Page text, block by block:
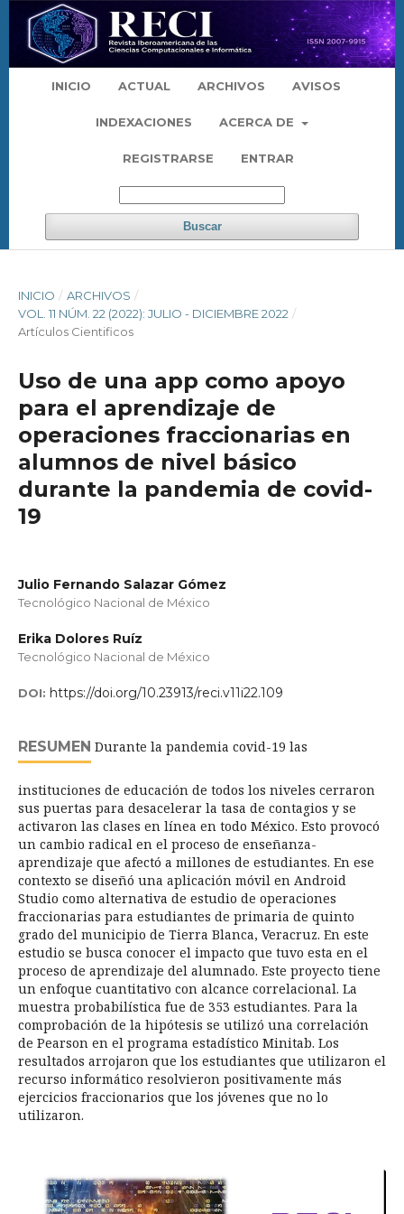
INICIO ACTUAL ARCHIVOS AVISOS
INDEXACIONES ACERCA DE
REGISTRARSE ENTRAR
Buscar
INICIO / ARCHIVOS /
VOL. 11 NÚM. 22 (2022): JULIO - DICIEMBRE 2022 /
Artículos Cientificos
Uso de una app como apoyo
para el aprendizaje de
operaciones fraccionarias en
alumnos de nivel básico
durante la pandemia de covid-
19
Julio Fernando Salazar Gómez
Tecnológico Nacional de México
Erika Dolores Ruíz
Tecnológico Nacional de México
DOI: https://doi.org/10.23913/reci.v11i22.109
RESUMEN Durante la pandemia covid-19 las
instituciones de educación de todos los niveles cerraron
sus puertas para desacelerar la tasa de contagios y se
activaron las clases en línea en todo México. Esto provocó
un cambio radical en el proceso de enseñanza-
aprendizaje que afectó a millones de estudiantes. En ese
contexto se diseñó una aplicación móvil en Android
Studio como alternativa de estudio de operaciones
fraccionarias para estudiantes de primaria de quinto
grado del municipio de Tierra Blanca, Veracruz. En este
estudio se busca conocer el impacto que tuvo esta en el
proceso de aprendizaje del alumnado. Este proyecto tiene
un enfoque cuantitativo con alcance correlacional. La
muestra probabilística fue de 353 estudiantes. Para la
comprobación de la hipótesis se utilizó una correlación
de Pearson en el programa estadístico Minitab. Los
resultados arrojaron que los estudiantes que utilizaron el
recurso informático resolvieron positivamente más
ejercicios fraccionarios que los jóvenes que no lo
utilizaron.